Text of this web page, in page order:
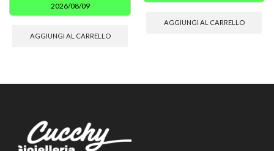
2026/08/09
AGGIUNGI AL CARRELLO
AGGIUNGI AL CARRELLO